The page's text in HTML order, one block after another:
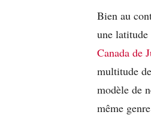
Bien au
une latitude
Canada de
multitude
modèle de
même